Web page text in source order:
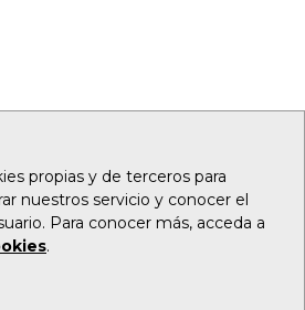
propias y de terceros para
nuestros servicio y conocer el
Para conocer más, acceda a
.